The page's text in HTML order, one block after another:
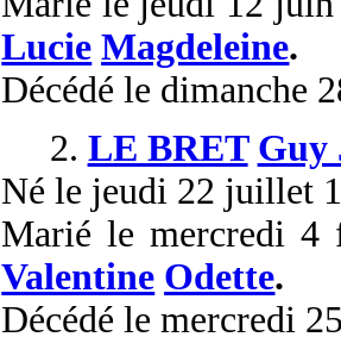
Lucie Magdeleine.
Décédé le dimanche
2. LE BRET Guy
Né le jeudi 22 juillet
Marié le mercredi
Valentine Odette.
Décédé le mercredi